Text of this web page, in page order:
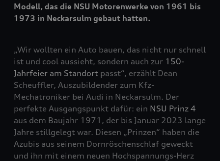
Modell, das die NSU Motorenwerke von 1961 bis
1973 in Neckarsulm gebaut hatten.
„Wir wollten ein Auto bauen, das nicht nur schnell
ist und cool aussieht, sondern auch zur 150-
Jahrfeier am Standort passt“, erzählt Dean
Scheuffler, Auszubildender zum Kfz-
Mechatroniker bei Audi in Neckarsulm. Der
perfekte Ausgangspunkt dafür: ein NSU Prinz 4
aus dem Baujahr 1971, der bis Januar 2023 lange
Jahre stillgelegt war. Diesen „Prinzen“ haben die
Azubis aus seinem Dornröschenschlaf geweckt
und ihn mit einem neuen Hochspannungs-Herz